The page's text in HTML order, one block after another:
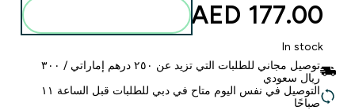
177.00 AED‎
In stock
توصيل مجاني للطلبات التي تزيد عن ٢٥٠ درهم إماراتي / ٣٠٠
ريال سعودي
التوصيل في نفس اليوم متاح في دبي للطلبات قبل الساعة ١١
صباحًا